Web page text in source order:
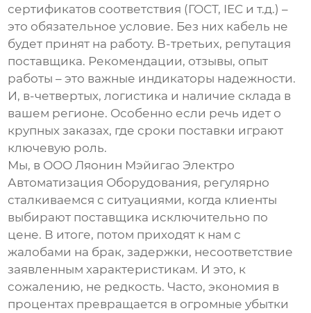
сертификатов соответствия (ГОСТ, IEC и т.д.) –
это обязательное условие. Без них кабель не
будет принят на работу. В-третьих, репутация
поставщика. Рекомендации, отзывы, опыт
работы – это важные индикаторы надежности.
И, в-четвертых, логистика и наличие склада в
вашем регионе. Особенно если речь идет о
крупных заказах, где сроки поставки играют
ключевую роль.
Мы, в ООО Ляонин Мэйигао Электро
Автоматизация Оборудования, регулярно
сталкиваемся с ситуациями, когда клиенты
выбирают поставщика исключительно по
цене. В итоге, потом приходят к нам с
жалобами на брак, задержки, несоответствие
заявленным характеристикам. И это, к
сожалению, не редкость. Часто, экономия в
процентах превращается в огромные убытки